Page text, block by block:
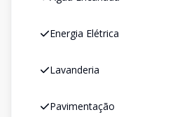
Energia Elétrica
Lavanderia
Pavimentação